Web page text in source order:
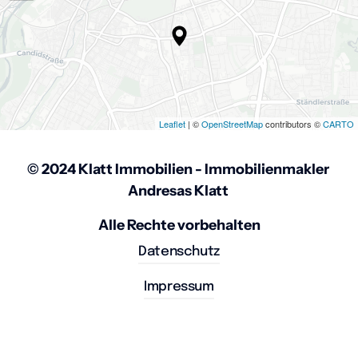
Leaflet | ©OpenStreetMapcontributors ©CARTO
© 2024 Klatt Immobilien - Immobilienmakler
Andresas Klatt
Alle Rechte vorbehalten
Datenschutz
Impressum